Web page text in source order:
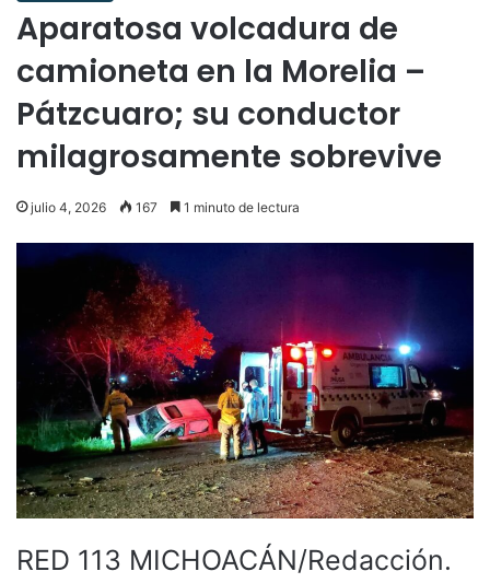
Aparatosa volcadura de
camioneta en la Morelia –
Pátzcuaro; su conductor
milagrosamente sobrevive
julio 4, 2026 167 1 minuto de lectura
RED 113 MICHOACÁN/Redacción.